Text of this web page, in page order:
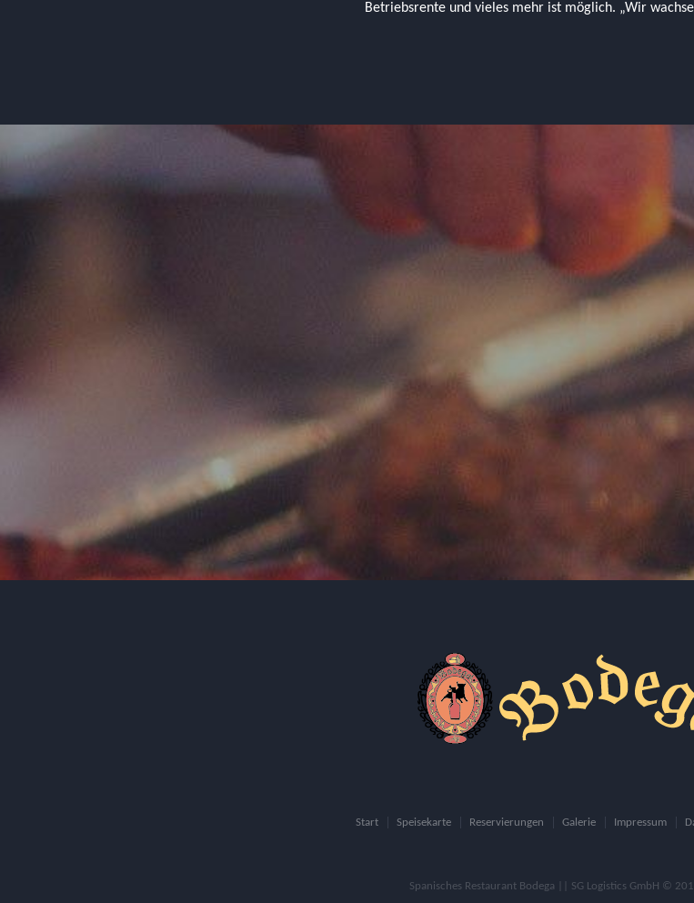
Betriebsrente und vieles mehr ist möglich. „Wir
Start Speisekarte Reservierungen Galerie Impressum
Spanisches Restaurant Bodega || SG Logistics GmbH ©